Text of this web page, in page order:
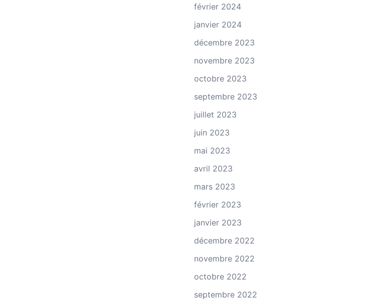
février 2024
janvier 2024
décembre 2023
novembre 2023
octobre 2023
septembre 2023
juillet 2023
juin 2023
mai 2023
avril 2023
mars 2023
février 2023
janvier 2023
décembre 2022
novembre 2022
octobre 2022
septembre 2022